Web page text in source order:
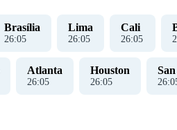
Brasília
26:05
Lima
26:05
Cali
26:05
Atlanta
26:05
Houston
26:05 26: